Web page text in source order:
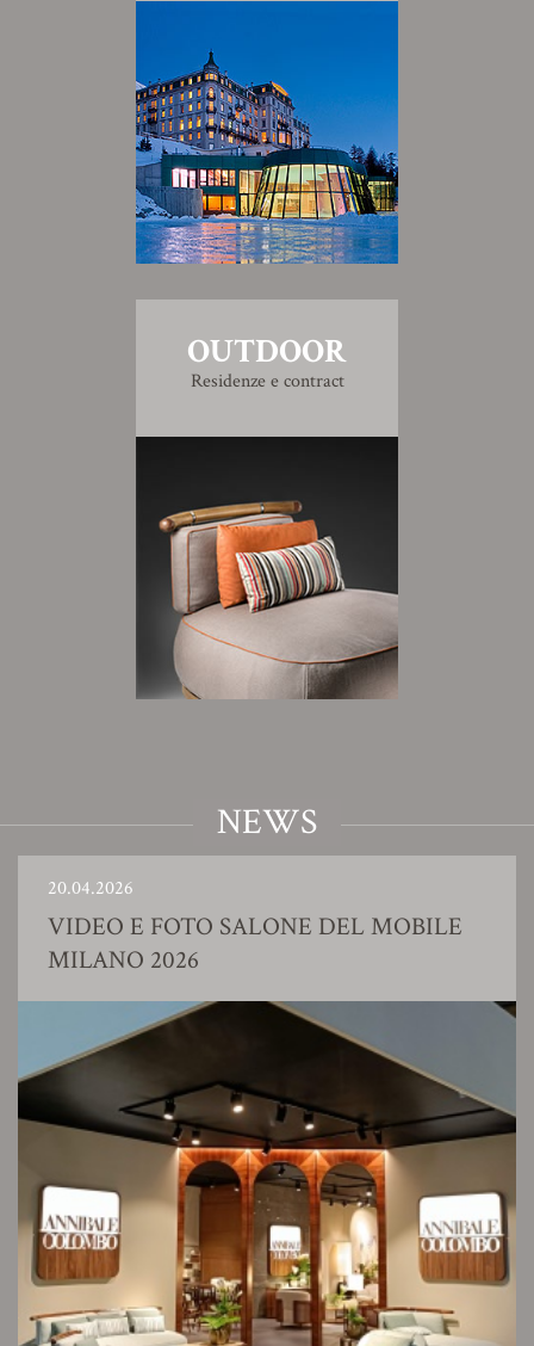
OUTDOOR
Residenze e contract
NEWS
20.04.2026
VIDEO E FOTO SALONE DEL MOBILE
MILANO 2026